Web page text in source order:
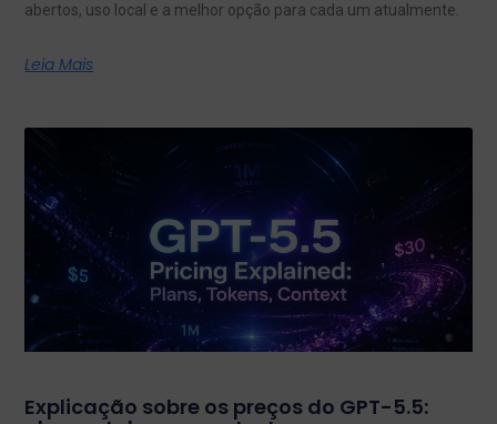
abertos, uso local e a melhor opção para cada um atualmente.
Leia Mais
Explicação sobre os preços do GPT-5.5: